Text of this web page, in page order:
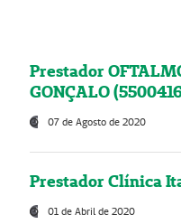
Prestador
GONÇALO
07 de Agosto de 2020
Prestador Clínica
01 de Abril de 2020